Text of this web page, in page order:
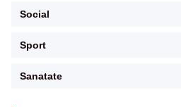
Social
Sport
Sanatate